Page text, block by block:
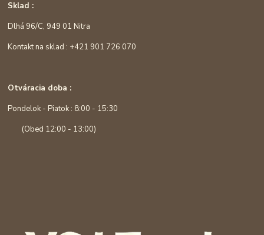
Sklad :
Dlhá 96/C, 949 01 Nitra
Kontakt na sklad : +421 901 726 070
Otváracia doba :
Pondelok - Piatok : 8:00 - 15:30
(Obed 12:00 - 13:00)